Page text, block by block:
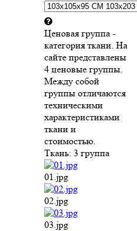
Ценовая группа -
категория ткани. На
сайте представлены
4 ценовые группы.
Между собой
группы отличаются
техническими
характеристиками
ткани и
стоимостью.
Ткань: 3 группа
01.jpg
02.jpg
03.jpg